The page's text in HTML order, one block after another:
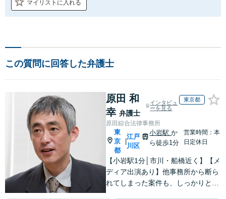
マイリストに入れる
この質問に回答した弁護士
原田 和
幸 弁護士
インタビュ
ーを見る
東京都
原田綜合法律事務所
東
京
都
|
江戸
川区
小岩駅か
ら徒歩1分
営業時間：本
日定休日
【小岩駅1分│市川・船橋近く】【メ
ディア出演あり】他事務所から断ら
れてしまった案件も、しっかりと面